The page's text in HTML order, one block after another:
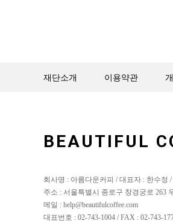
재단소개 이용약관
BEAUTIFUL
회사명 : 아름다운커피 / 대표자 : 한수정
주소 : 서울특별시 종로구 창경궁로 263
메일 : help@beautifulcoffee.com
대표번호 : 02-743-1004 / FAX : 02-743-